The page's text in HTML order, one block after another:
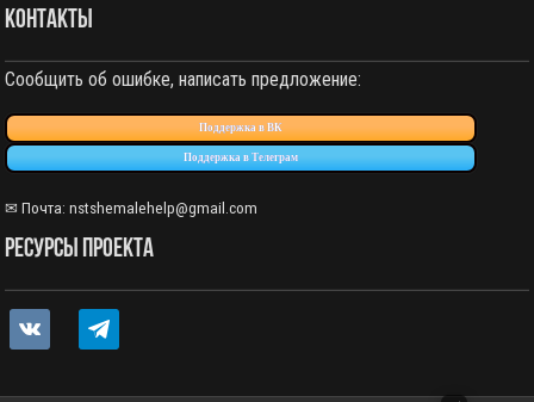
КОНТАКТЫ
Сообщить об ошибке, написать предложение:
Поддержка в ВК
Поддержка в Телеграм
✉ Почта: nstshemalehelp@gmail.com
РЕСУРСЫ ПРОЕКТА
vkontakte telegram